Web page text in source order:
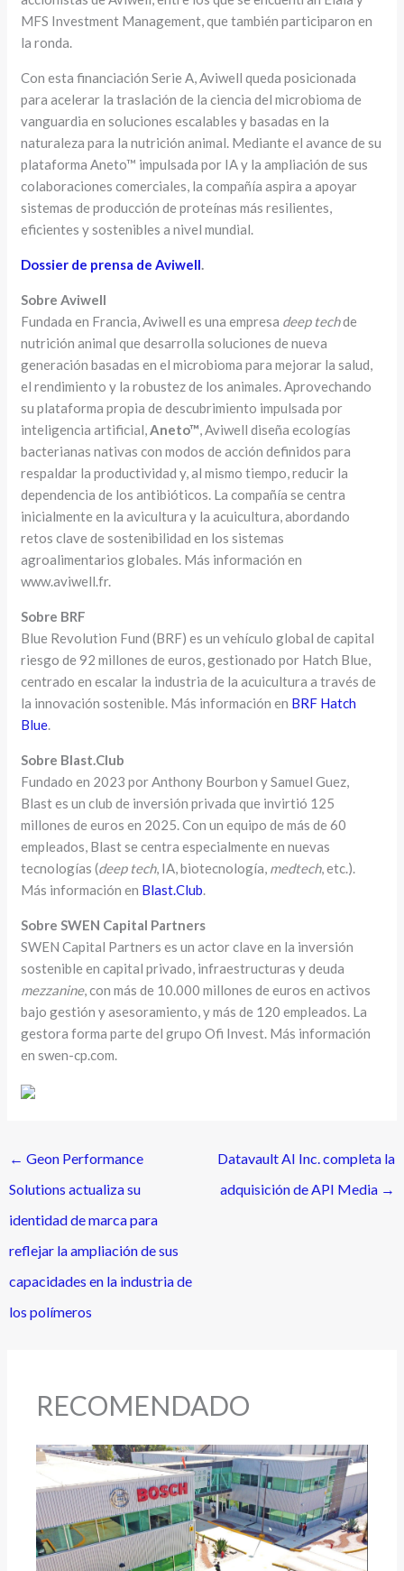
MFS Investment Management, que también participaron en
la ronda.
Con esta financiación Serie A, Aviwell queda posicionada
para acelerar la traslación de la ciencia del microbioma de
vanguardia en soluciones escalables y basadas en la
naturaleza para la nutrición animal. Mediante el avance de su
plataforma Aneto™ impulsada por IA y la ampliación de sus
colaboraciones comerciales, la compañía aspira a apoyar
sistemas de producción de proteínas más resilientes,
eficientes y sostenibles a nivel mundial.
Dossier de prensa de Aviwell.
Sobre Aviwell
Fundada en Francia, Aviwell es una empresa deep techde
nutrición animal que desarrolla soluciones de nueva
generación basadas en el microbioma para mejorar la salud,
el rendimiento y la robustez de los animales. Aprovechando
su plataforma propia de descubrimiento impulsada por
inteligencia artificial,Aneto™, Aviwell diseña ecologías
bacterianas nativas con modos de acción definidos para
respaldar la productividad y, al mismo tiempo, reducir la
dependencia de los antibióticos. La compañía se centra
inicialmente en la avicultura y la acuicultura, abordando
retos clave de sostenibilidad en los sistemas
agroalimentarios globales. Más información en
www.aviwell.fr.
Sobre BRF
Blue Revolution Fund (BRF) es un vehículo global de capital
riesgo de 92 millones de euros, gestionado por Hatch Blue,
centrado en escalar la industria de la acuicultura a través de
la innovación sostenible. Más información en BRF Hatch
Blue.
Sobre Blast.Club
Fundado en 2023 por Anthony Bourbon y Samuel Guez,
Blast es un club de inversión privada que invirtió 125
millones de euros en 2025. Con un equipo de más de 60
empleados, Blast se centra especialmente en nuevas
tecnologías (deep tech, IA, biotecnología, medtech, etc.).
Más información en Blast.Club.
Sobre SWEN Capital Partners
SWEN Capital Partners es un actor clave en la inversión
sostenible en capital privado, infraestructuras y deuda
mezzanine, con más de 10.000 millones de euros en activos
bajo gestión y asesoramiento, y más de 120 empleados. La
gestora forma parte del grupo Ofi Invest. Más información
en swen-cp.com.
← Geon Performance
Solutions actualiza su
identidad de marca para
reflejar la ampliación de sus
capacidades en la industria de
los polímeros
Datavault AI Inc. completa la
adquisición de API Media →
RECOMENDADO